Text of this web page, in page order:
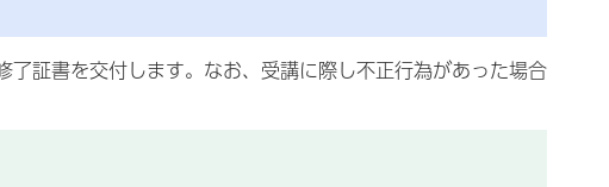
証書を交付します。なお、受講に際し不正行為があった場合